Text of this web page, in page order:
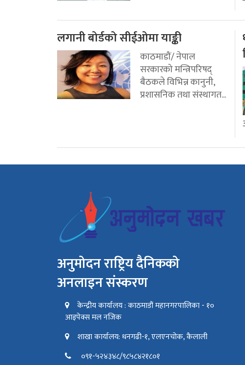
लगानी बोर्डको सीईओमा याङ्की
काठमाडौं/ नेपाल
सरकारको मन्त्रिपरिषद्
बैठकले विभिन्न कानुनी,
प्रशासनिक तथा संस्थागत...
अनुमोदन राष्ट्रिय दैनिकको
अनलाइन संस्करण
केन्द्रीय कार्यालय : काठमाडौं महानगरपालिका - १०
आइपेक्स मल नजिक
शाखा कार्यालय: धनगढी-१, एलएनचोक, कैलाली
०९१-५२४३४८/९८५८४२१८०१